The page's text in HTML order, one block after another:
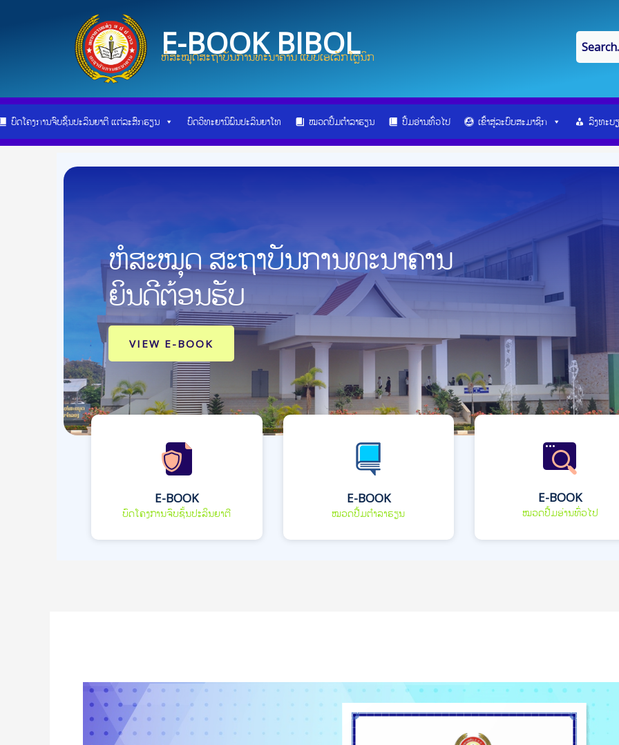
E-BOOK BIBOL
ຫໍສະໝຸດສະຖາບັນການທະນາຄານ ແບບເອເລັກໂຕຼນິກ
ບົດໂຄງການຈົບຊັ້ນປະລິນຍາຕີ ແຕ່ລະສົກຮຽນ ບົດວິທະຍານິພົນປະລິນຍາໂທ ໝວດປື້ມຕຳລາຮຽນ ປື້ມອ່ານທົ່ວໄປ ເຂົ້າສູ່ລະບົບສະມາຊິກ ລົງທະບ
ຫໍສະໝຸດ ສະຖາບັນການທະນາຄານ
ຍິນດີຕ້ອນຮັບ
VIEW E-BOOK
E-BOOK
ບົດໂຄງການຈົບຊັ້ນປະລິນຍາຕີ
E-BOOK
ໝວດປື້ມຕຳລາຮຽນ
E-BOOK
ໝວດປື້ມອ່ານທົ່ວໄປ
navigation